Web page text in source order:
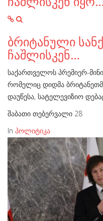
ბრიტანული
ჩაშლისკენ…
საქართველოს პრემიერ-
რომელიც დიდმა
დაუწესა, სატელევიზიო
შაბათი თებერვალი 28
In პოლიტიკა